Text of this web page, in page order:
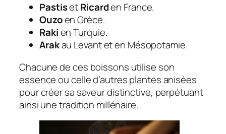
PastisetRicarden France.
Ouzoen Grèce.
Rakien Turquie.
Arakau Levant et en Mésopotamie.
Chacune de ces boissons utilise son
essence ou celle d’autres plantes anisées
pour créer sa saveur distinctive, perpétuant
ainsi une tradition millénaire.